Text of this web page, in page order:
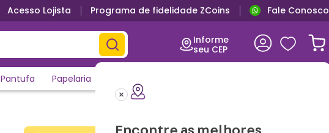
Primeira troca grátis
Acesso Lojista Programa de fidelidade ZCoins Fale Conosco
Informe
seu CEP
Pantufa Papelaria